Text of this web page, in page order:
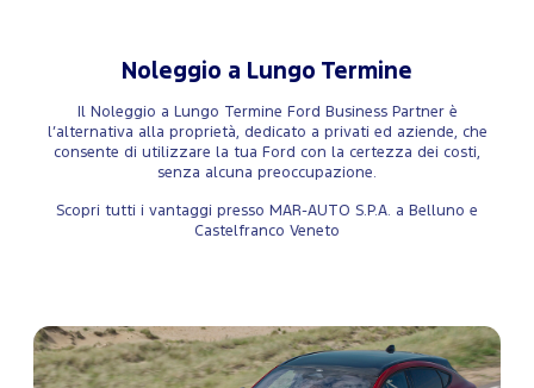
Noleggio a Lungo Termine
Il Noleggio a Lungo Termine Ford Business Partner è
l’alternativa alla proprietà, dedicato a privati ed aziende, che
consente di utilizzare la tua Ford con la certezza dei costi,
senza alcuna preoccupazione.
Scopri tutti i vantaggi presso MAR-AUTO S.P.A. a Belluno e
Castelfranco Veneto